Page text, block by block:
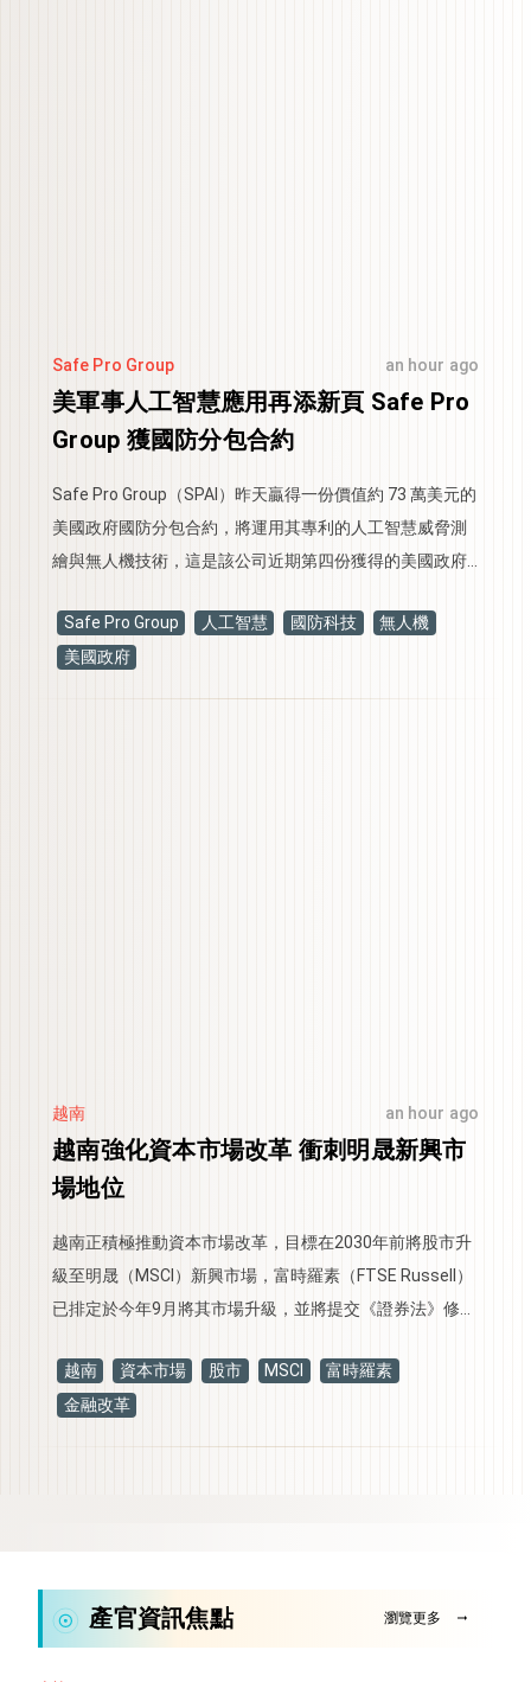
Safe Pro Group an hour ago
美軍事人工智慧應用再添新頁 Safe Pro
Group 獲國防分包合約
Safe Pro Group（SPAI）昨天贏得一份價值約 73 萬美元的
美國政府國防分包合約，將運用其專利的人工智慧威脅測
繪與無人機技術，這是該公司近期第四份獲得的美國政府
Safe Pro Group
人工智慧 國防科技
無人機
美國政府
越南 an hour ago
越南強化資本市場改革 衝刺明晟新興市
場地位
越南正積極推動資本市場改革，目標在2030年前將股市升
級至明晟（MSCI）新興市場，富時羅素（FTSE Russell）
已排定於今年9月將其市場升級，並將提交《證券法》修正
越南
資本市場 股市 MSCI
富時羅素
金融改革
產官資訊焦點 瀏覽更多 arrow_right_alt